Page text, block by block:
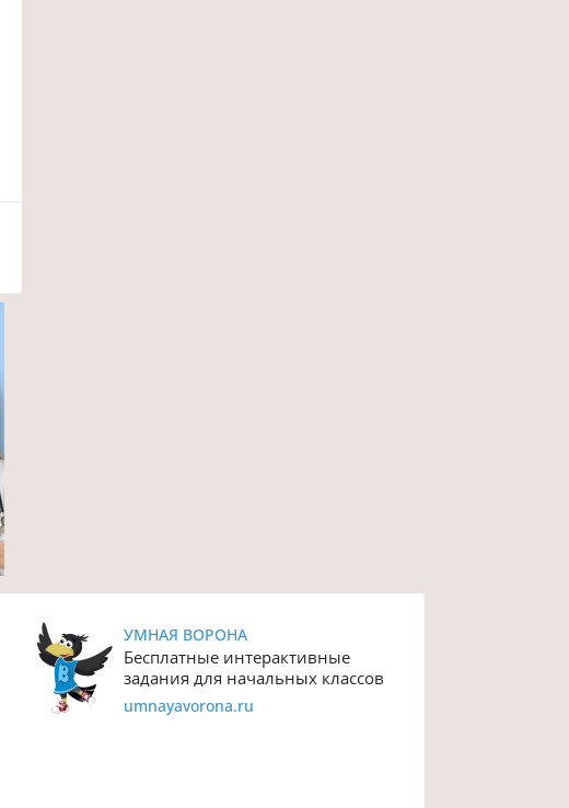
УМНАЯ ВОРОНА
Бесплатные интерактивные
задания для начальных классов
umnayavorona.ru